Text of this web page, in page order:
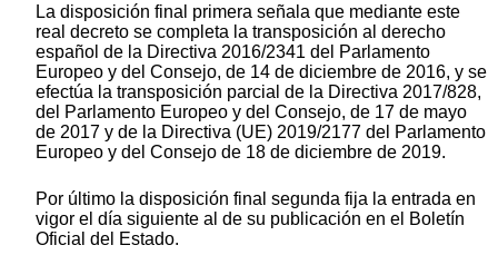
La disposición final primera señala que mediante este
real decreto se completa la transposición al derecho
español de la Directiva 2016/2341 del Parlamento
Europeo y del Consejo, de 14 de diciembre de 2016, y se
efectúa la transposición parcial de la Directiva 2017/828,
del Parlamento Europeo y del Consejo, de 17 de mayo
de 2017 y de la Directiva (UE) 2019/2177 del Parlamento
Europeo y del Consejo de 18 de diciembre de 2019.
Por último la disposición final segunda fija la entrada en
vigor el día siguiente al de su publicación en el Boletín
Oficial del Estado.